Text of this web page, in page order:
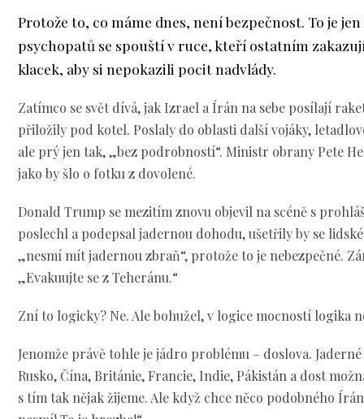
Protože to, co máme dnes, není bezpečnost. To je
psychopatů se spouští v ruce, kteří ostatním
klacek, aby si nepokazili pocit nadvlády.
Zatímco se svět dívá, jak Izrael a Írán na sebe posílají
přiložily pod kotel. Poslaly do oblasti další vojáky,
ale prý jen tak, „bez podrobností“. Ministr obrany Pete
jako by šlo o fotku z dovolené.
Donald Trump se mezitím znovu objevil na scéně s
poslechl a podepsal jadernou dohodu, ušetřily by se
„nesmí mít jadernou zbraň“, protože to je nebezpečné.
„Evakuujte se z Teheránu.“
Zní to logicky? Ne. Ale bohužel, v logice mocností logika
Jenomže právě tohle je jádro problému – doslova.
Rusko, Čína, Británie, Francie, Indie, Pákistán a dost
s tím tak nějak žijeme. Ale když chce něco podobného